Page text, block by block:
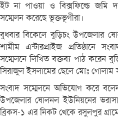
ইট না পাওয়া ও বিক্সফিল্ডে জমি
সম্মেলন করেছে ভূক্তভূগীরা।
বুধবার বিকেলে বুড়িচং উপজেলার
শামীম এন্টারপ্রাইজ প্রতিষ্ঠানে
সম্মেলনে লিখিত বক্তব্য পাঠ করেন
সিরাজুল ইসলামের ছেলে মোঃ গোলাম
সংবাদ সম্মেলনে অভিযোগ করে
উপজেলার ষোলনল ইউনিয়নের
ব্রিকস-১ এর নিকট থেকে রসুলপুর